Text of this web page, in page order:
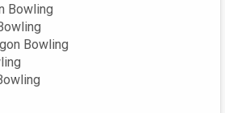
Bowling
Bowling